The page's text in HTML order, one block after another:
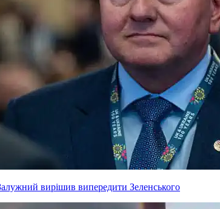
вирішив випередити Зеленського